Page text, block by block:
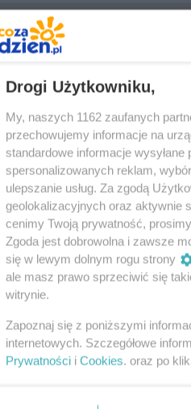
Wyświetleń:
Drogi Użytkowniku,
My, naszych 1162 zaufanych
przechowujemy informacje na
standardowe informacje
spersonalizowanych reklam,
ulepszanie usług. Za zgodą
geolokalizacyjnych oraz aktywnie
cenimy Twoją prywatność,
Zgoda jest dobrowolna i zawsze
się w lewym dolnym rogu strony
ale masz prawo sprzeciwić się
witrynie.
Zapoznaj się z poniższymi
internetowych. Szczegółowe
Prywatności i Cookies. oraz po